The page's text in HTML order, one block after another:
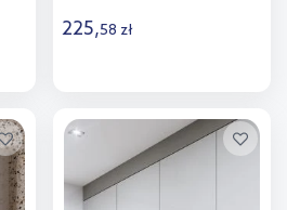
225,58 zł
Dodaj do
porównania